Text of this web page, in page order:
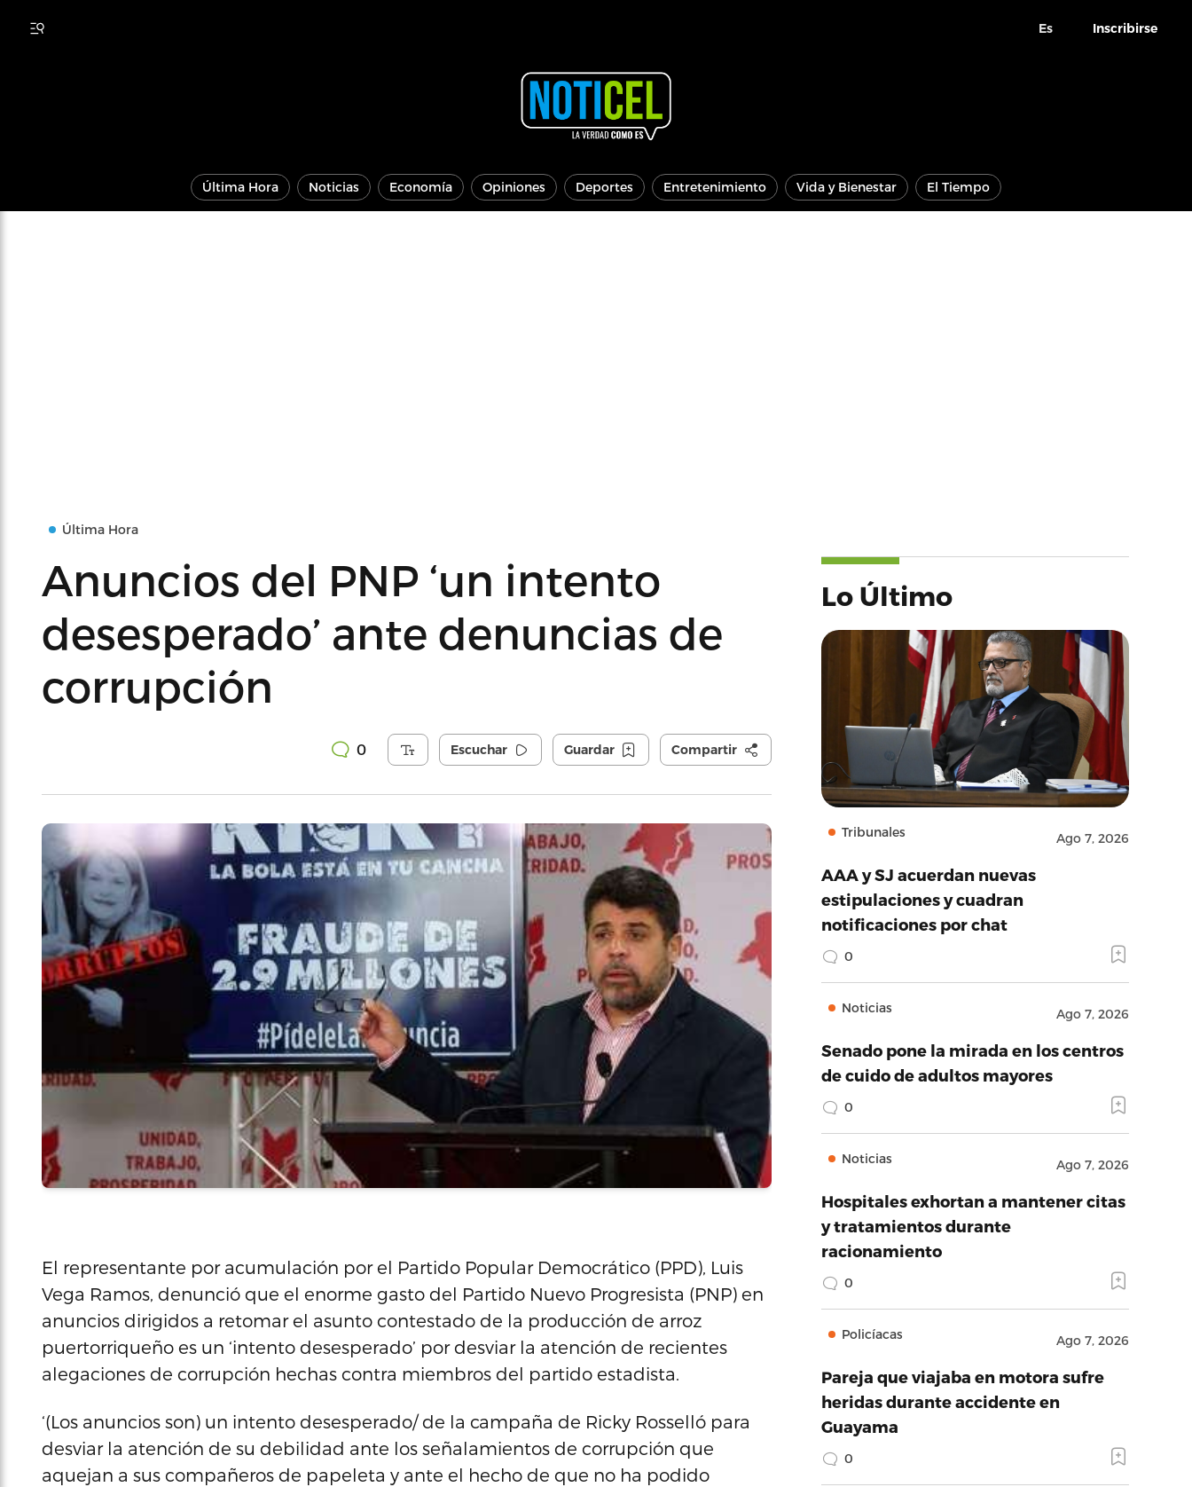
Es Inscribirse
Última Hora Noticias Economía Opiniones Deportes Entretenimiento Vida y Bienestar El Tiempo
Última Hora
Anuncios del PNP ‘un intento
desesperado’ ante denuncias de
corrupción
0 Escuchar Guardar Compartir
El representante por acumulación por el Partido Popular Democrático (PPD), Luis
Vega Ramos, denunció que el enorme gasto del Partido Nuevo Progresista (PNP) en
anuncios dirigidos a retomar el asunto contestado de la producción de arroz
puertorriqueño es un ‘intento desesperado’ por desviar la atención de recientes
alegaciones de corrupción hechas contra miembros del partido estadista.
‘(Los anuncios son) un intento desesperado/ de la campaña de Ricky Rosselló para
desviar la atención de su debilidad ante los señalamientos de corrupción que
aquejan a sus compañeros de papeleta y ante el hecho de que no ha podido
Lo Último
Tribunales Ago 7, 2026
AAA y SJ acuerdan nuevas
estipulaciones y cuadran
notificaciones por chat
0
Noticias Ago 7, 2026
Senado pone la mirada en los centros
de cuido de adultos mayores
0
Noticias Ago 7, 2026
Hospitales exhortan a mantener citas
y tratamientos durante
racionamiento
0
Policíacas Ago 7, 2026
Pareja que viajaba en motora sufre
heridas durante accidente en
Guayama
0